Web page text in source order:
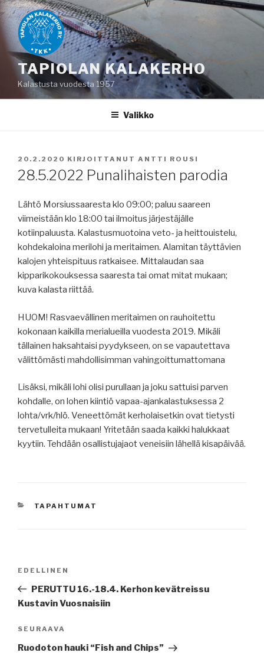
Siirry
sisältöön
TAPIOLAN KALAKERHO
Kalastusta vuodesta 1957
Valikko
JULKAISTU
20.2.2020 KIRJOITTANUT ANTTI ROUSI
28.5.2022 Punalihaisten parodia
Lähtö Morsiussaaresta klo 09:00; paluu saareen
viimeistään klo 18:00 tai ilmoitus järjestäjälle
kotiinpaluusta. Kalastusmuotoina veto- ja heittouistelu,
kohdekaloina merilohi ja meritaimen. Alamitan täyttävien
kalojen yhteispituus ratkaisee. Mittalaudan saa
kipparikokouksessa saaresta tai omat mitat mukaan;
kuva kalasta riittää.
HUOM! Rasvaevällinen meritaimen on rauhoitettu
kokonaan kaikilla merialueilla vuodesta 2019. Mikäli
tällainen haksahtaisi pyydykseen, on se vapautettava
välittömästi mahdollisimman vahingoittumattomana
Lisäksi, mikäli lohi olisi purullaan ja joku sattuisi parven
kohdalle, on lohen kiintiö vapaa-ajankalastuksessa 2
lohta/vrk/hlö. Veneettömät kerholaisetkin ovat tietysti
tervetulleita mukaan! Yritetään saada kaikki halukkaat
kyytiin. Tehdään osallistujajaot veneisiin lähellä kisapäivää.
KATEGORIAT
TAPAHTUMAT
Edellinen
artikkeli
EDELLINEN
PERUTTU 16.-18.4. Kerhon kevätreissu
Kustavin Vuosnaisiin
Seuraava
artikkeli
SEURAAVA
Ruodoton hauki “Fish and Chips”